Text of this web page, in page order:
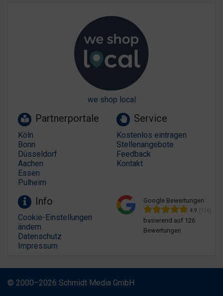
we shop local
Partnerportale
Köln
Bonn
Düsseldorf
Aachen
Essen
Pulheim
Service
Kostenlos eintragen
Stellenangebote
Feedback
Kontakt
Info
Cookie-Einstellungen
ändern
Datenschutz
Impressum
Google Bewertungen
4.9 (126)
basierend auf 126
Bewertungen
© 2000–2026 Schmidt Media GmbH